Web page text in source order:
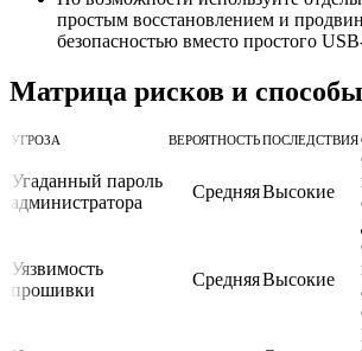
простым восстановлением и
безопасностью вместо простого
Матрица рисков и
УГРОЗА ВЕРОЯТНОСТЬПОСЛЕДСТВИЯ
Угаданный пароль
администратора
СредняяВысокие
Уязвимость
прошивки
СредняяВысокие